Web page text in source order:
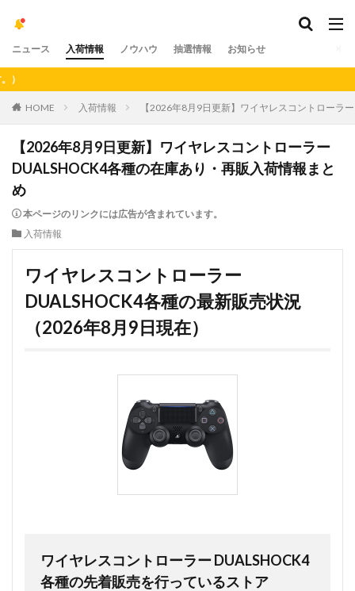
ニュース 入荷情報 ノウハウ 抽選情報 お知らせ
HOME 入荷情報 【2026年8月9日更新】ワイヤレスコントローラ
【2026年8月9日更新】ワイヤレスコントローラー
DUALSHOCK4各種の在庫あり・再販入荷情報まと
め
本ページのリンクには広告が含まれています。
入荷情報
ワイヤレスコントローラー
DUALSHOCK4各種の最新販売状況
（2026年8月9日現在）
ワイヤレスコントローラー DUALSHOCK4
各種の先着販売を行っているストア